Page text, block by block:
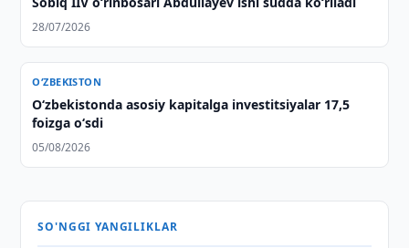
28/07/2026
O‘ZBEKISTON
O‘zbekistonda asosiy kapitalga investitsiyalar 17,5
foizga o‘sdi
05/08/2026
SO'NGGI YANGILIKLAR